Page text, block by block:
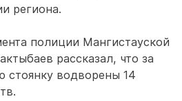
региона.
полиции Мангистауской
рассказал, что за
стоянку водворены 14